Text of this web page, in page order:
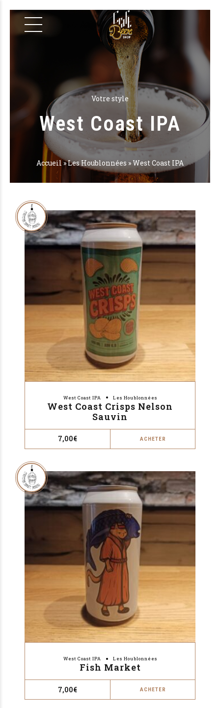
Votre style
West Coast IPA
Accueil»Les Houblonnées »West Coast IPA
West Coast IPA Les Houblonnées
West Coast Crisps Nelson
Sauvin
7,00€ ACHETER
West Coast IPA Les Houblonnées
Fish Market
7,00€ ACHETER